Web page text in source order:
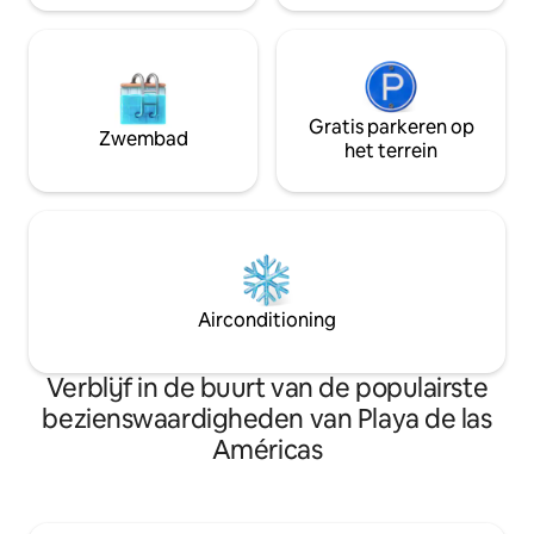
dat elke dag verandert, maar het laat
oceaan. Alle slaapkamers hebben een
eigen uitgang naar de tuin, waardoor
elkaars privacy wordt verbeterd. Elke
sensaties op en verwelkomt je om het
meeste uit je vakantie te halen.
Zwembad
Gratis parkeren op
het terrein
Airconditioning
Verblijf in de buurt van de populairste
bezienswaardigheden van Playa de las
Américas